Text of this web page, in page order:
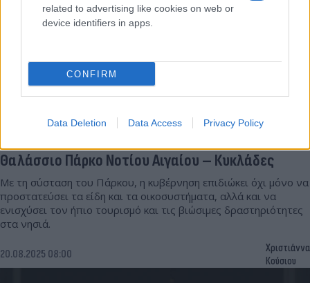
related to advertising like cookies on web or
device identifiers in apps.
CONFIRM
Data Deletion Data Access Privacy Policy
Στην Αμοργό ο Παπασταύρου για το νέο Εθνικό
Θαλάσσιο Πάρκο Νοτίου Αιγαίου – Κυκλάδες
Με τη σύσταση του Πάρκου, η κυβέρνηση επιδιώκει όχι μόνο να
προστατεύσει τα είδη και τα οικοσυστήματα, αλλά και να
ενισχύσει τον ήπιο τουρισμό και τις βιώσιμες δραστηριότητες
στα νησιά.
20.08.2025 08:00
Χριστιάννα
Κούσιου